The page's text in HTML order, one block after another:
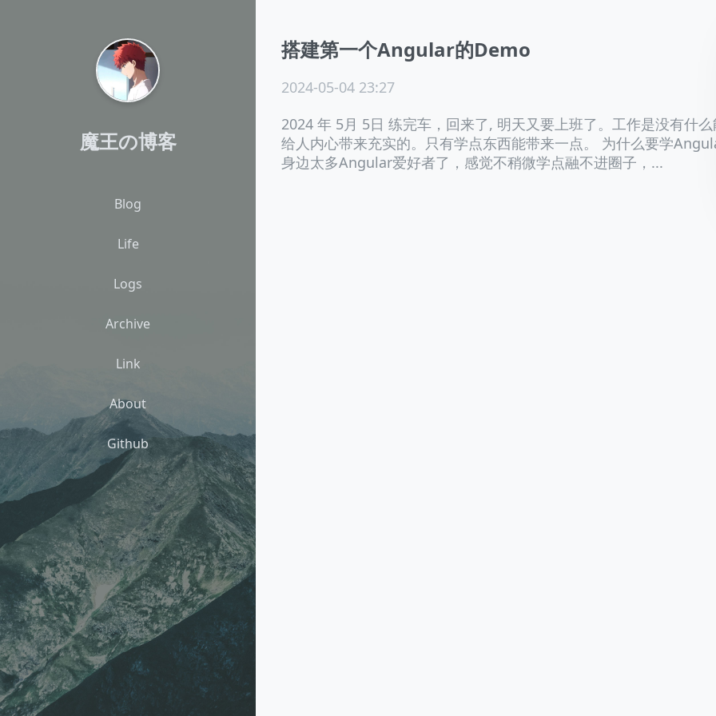
魔王の博客
Blog
Life
Logs
Archive
Link
About
Github
搭建第一个Angular的Demo
2024-05-04 23:27
2024 年 5月 5日 练完车，回来了, 明天又要上班了。工作是没有什
给人内心带来充实的。只有学点东西能带来一点。 为什么要学
身边太多Angular爱好者了，感觉不稍微学点融不进圈子，...